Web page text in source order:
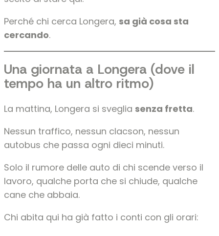
Perché chi cerca Longera, sa già cosa sta
cercando.
Una giornata a Longera (dove il
tempo ha un altro ritmo)
La mattina, Longera si sveglia senza fretta.
Nessun traffico, nessun clacson, nessun
autobus che passa ogni dieci minuti.
Solo il rumore delle auto di chi scende verso il
lavoro, qualche porta che si chiude, qualche
cane che abbaia.
Chi abita qui ha già fatto i conti con gli orari: